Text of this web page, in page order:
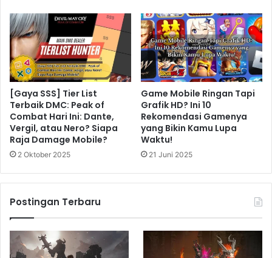
[Gaya SSS] Tier List
Terbaik DMC: Peak of
Combat Hari Ini: Dante,
Vergil, atau Nero? Siapa
Raja Damage Mobile?
2 Oktober 2025
Game Mobile Ringan Tapi
Grafik HD? Ini 10
Rekomendasi Gamenya
yang Bikin Kamu Lupa
Waktu!
21 Juni 2025
Postingan Terbaru